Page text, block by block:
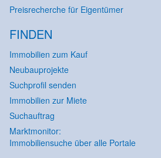
Preisrecherche für Eigentümer
FINDEN
Immobilien zum Kauf
Neubauprojekte
Suchprofil senden
Immobilien zur Miete
Suchauftrag
Marktmonitor:
Immobiliensuche über alle Portale